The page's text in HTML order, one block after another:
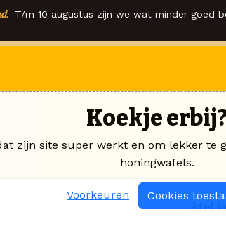
T/m 10 augustus zijn we wat minder goed
Stel
Koekje
zijn site super werkt en om lekker te
honingwafels.
Voorkeuren Cookies